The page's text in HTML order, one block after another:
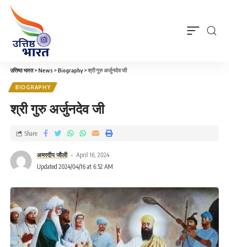
उत्तिष्ठ भारत>News >Biography>श्री गुरु अर्जुनदेव जी
BIOGRAPHY
श्री गुरु अर्जुनदेव जी
अमरदीप जौली
April 16, 2024
Updated 2024/04/16 at 6:52 AM
Share